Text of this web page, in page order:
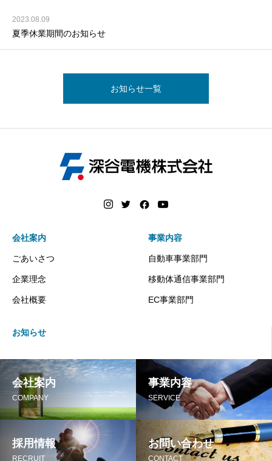
2023.08.09
夏季休業期間のお知らせ
お知らせ一覧
会社案内
ごあいさつ
企業理念
会社概要
事業内容
自動車事業部門
移動体通信事業部門
EC事業部門
お知らせ
会社案内
COMPANY
事業内容
SERVICE
採用情報
RECRUIT
お問い合わせ
CONTACT